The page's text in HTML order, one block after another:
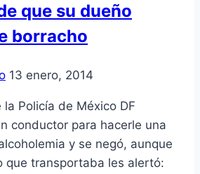
que su dueño
borracho
13 enero, 2014
Policía de México DF
conductor para hacerle una
y se negó, aunque
que transportaba les alertó: